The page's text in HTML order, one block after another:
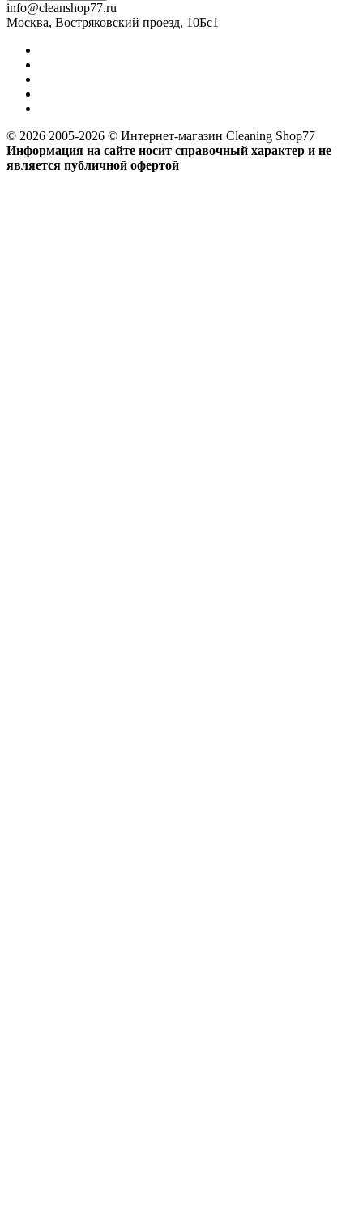
info@cleanshop77.ru
Москва, Востряковский проезд, 10Бс1
© 2026 2005-2026 © Интернет-магазин Cleaning Shop77
Информация на сайте носит справочный характер и не
является публичной офертой